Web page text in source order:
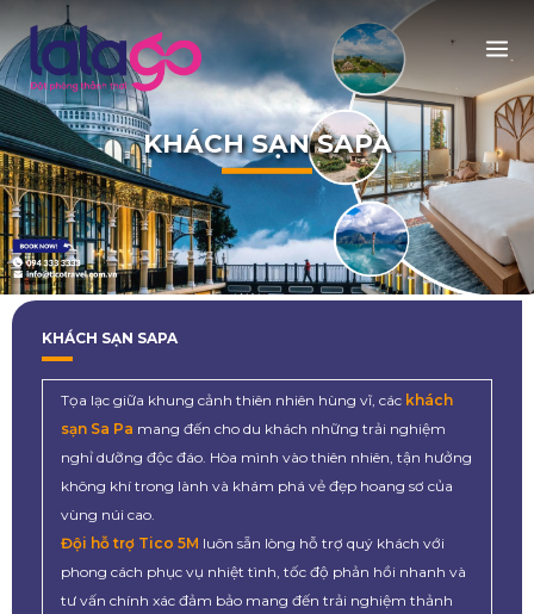
KHÁCH SẠN SAPA
KHÁCH SẠN SAPA
Tọa lạc giữa khung cảnh thiên nhiên hùng vĩ, các khách
sạn Sa Pa mang đến cho du khách những trải nghiệm
nghỉ dưỡng độc đáo. Hòa mình vào thiên nhiên, tận hưởng
không khí trong lành và khám phá vẻ đẹp hoang sơ của
vùng núi cao.
Đội hỗ trợ Tico 5M luôn sẵn lòng hỗ trợ quý khách với
phong cách phục vụ nhiệt tình, tốc độ phản hồi nhanh và
tư vấn chính xác đảm bảo mang đến trải nghiệm thảnh